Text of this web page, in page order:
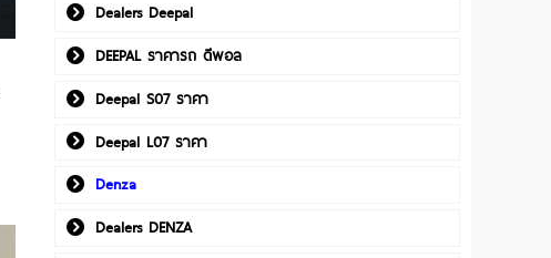
Dealers Deepal
DEEPAL ราคารถ ดีพอล
Deepal S07 ราคา
Deepal L07 ราคา
Denza
Dealers DENZA